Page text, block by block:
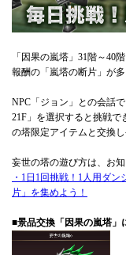
「因果の嵐塔」31階～40
報酬の「嵐塔の断片」が
NPC「ジョン」との会話
21F」を選択すると挑戦
の塔限定アイテムと交換し
妄世の塔の遊び方は、お
・1日1回挑戦！1人用ダ
片」を集めよう！
■景品交換「因果の嵐塔」